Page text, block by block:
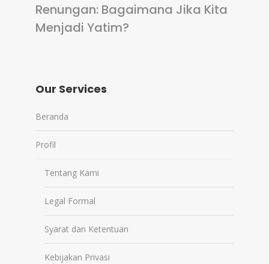
Renungan: Bagaimana Jika Kita
Menjadi Yatim?
Our Services
Beranda
Profil
Tentang Kami
Legal Formal
Syarat dan Ketentuan
Kebijakan Privasi